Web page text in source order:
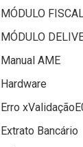
MÓDULO
MÓDULO
Manual AME
Hardware
Erro
Extrato Bancário